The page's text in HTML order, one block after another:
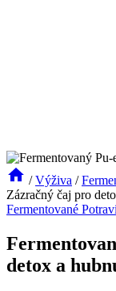
/ Výživa /
Zázračný čaj pro
Fermentované
detox a